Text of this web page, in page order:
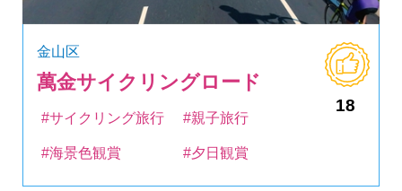
金山区
萬金サイクリングロード
18
#サイクリング旅行 #親子旅行
#海景色観賞 #夕日観賞